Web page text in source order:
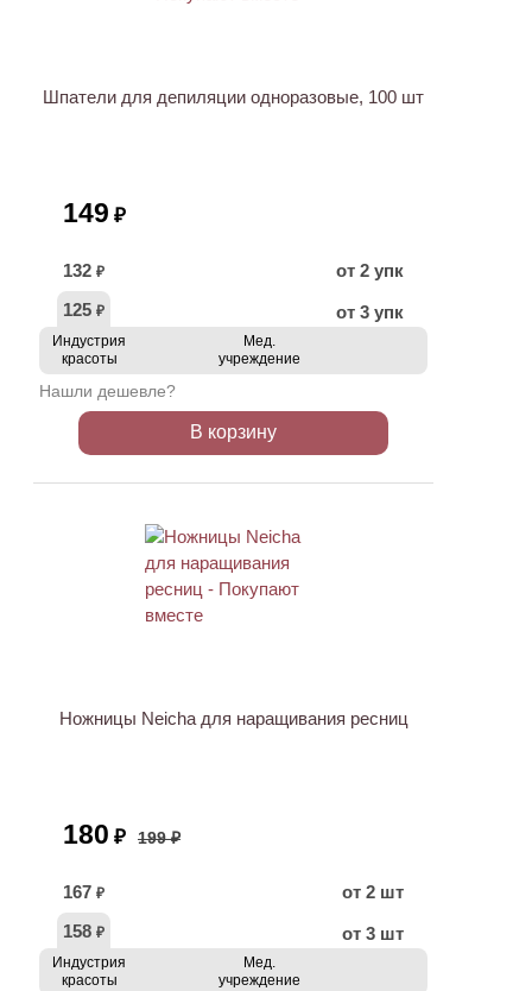
Шпатели для депиляции одноразовые, 100 шт
149 ₽
132 ₽
от 2 упк
125 ₽ от 3 упк
Индустрия
красоты
Мед.
учреждение
Нашли дешевле?
В корзину
Ножницы Neicha для наращивания ресниц
180 ₽ 199 ₽
167 ₽
от 2 шт
158 ₽ от 3 шт
Индустрия
красоты
Мед.
учреждение